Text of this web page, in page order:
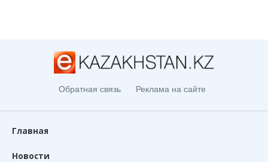
Обратная связь Реклама на сайте
Главная
Новости